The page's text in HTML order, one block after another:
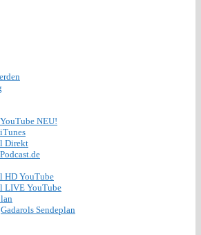
NEU!
Direkt
HD YouTube
LIVE YouTube
Gadarols Sendeplan